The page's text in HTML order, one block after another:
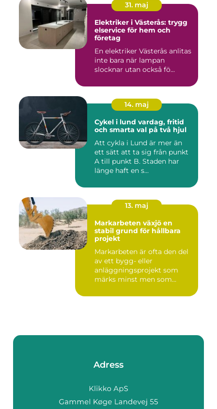
31. maj
Elektriker i Västerås: trygg
elservice för hem och
företag
En elektriker Västerås anlitas
inte bara när lampan
slocknar utan också fö...
14. maj
Cykel i lund vardag, fritid
och smarta val på två hjul
Att cykla i Lund är mer än
ett sätt att ta sig från punkt
A till punkt B. Staden har
länge haft en s...
13. maj
Markarbeten växjö en
stabil grund för hållbara
projekt
Markarbeten är ofta den del
av ett bygg- eller
anläggningsprojekt som
märks minst men som
Adress